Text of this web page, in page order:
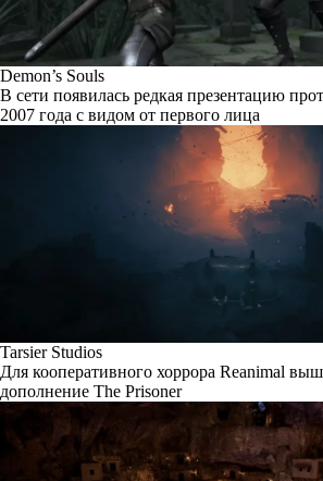
Demon’s Souls
В сети появилась редкая презентацию
2007 года с видом от первого лица
Tarsier Studios
Для кооперативного хоррора Reanimal
дополнение The Prisoner